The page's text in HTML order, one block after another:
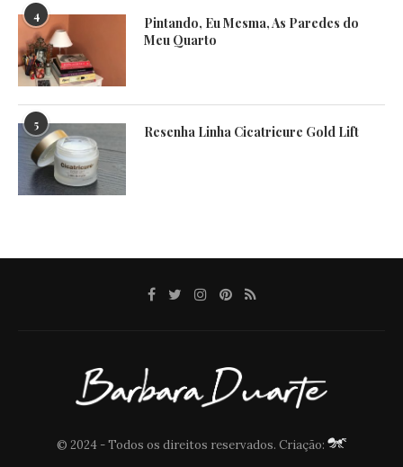
4
Pintando, Eu Mesma, As Paredes do
Meu Quarto
5 Resenha Linha Cicatricure Gold Lift
© 2024 - Todos os direitos reservados. Criação: